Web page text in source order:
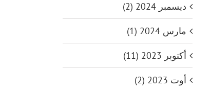
ديسمبر 2024 (2)
مارس 2024 (1)
أكتوبر 2023 (11)
أوت 2023 (2)